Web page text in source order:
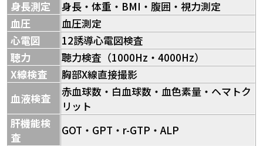
身長測定
身長・体重・BMI・腹囲・視力測定
血圧
血圧測定
心電図
12誘導心電図検査
聴力
聴力検査（1000Hz・4000Hz）
X線検査
胸部X線直接撮影
血液検査
赤血球数・白血球数・血色素量・ヘマトク
リット
肝機能検
査
GOT・GPT・r-GTP・ALP